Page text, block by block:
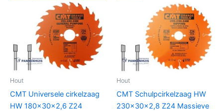
Hout
CMT Universele cirkelzaag
HW 180x30x2,6 Z24
Hout
CMT Schulpcirkelzaag HW
230x30x2,8 Z24 Massieve